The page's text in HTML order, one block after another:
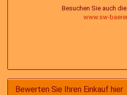
Besuchen Sie auch
www.sw-
Bewerten Sie Ihren Einkauf hier